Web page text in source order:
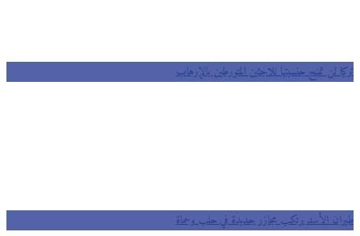
لن تمنح جنسيتها للاجئين المتورطين بالإرهاب
الأسد يرتكب مجازر جديدة في حلب وحماة